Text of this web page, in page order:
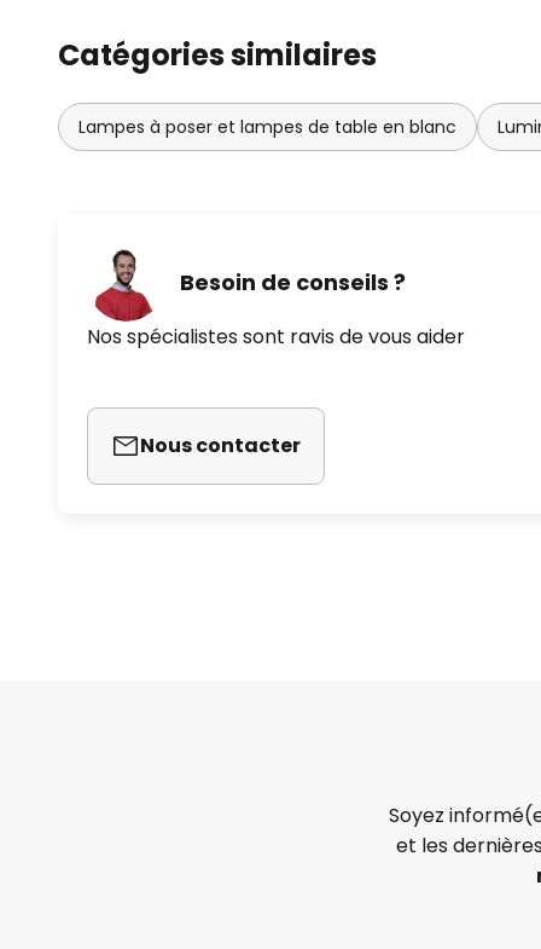
Catégories similaires
Lampes à poser et lampes de table en blanc
Besoin de conseils ?
Nos spécialistes sont ravis de vous aider
Nous contacter
Soyez
et les